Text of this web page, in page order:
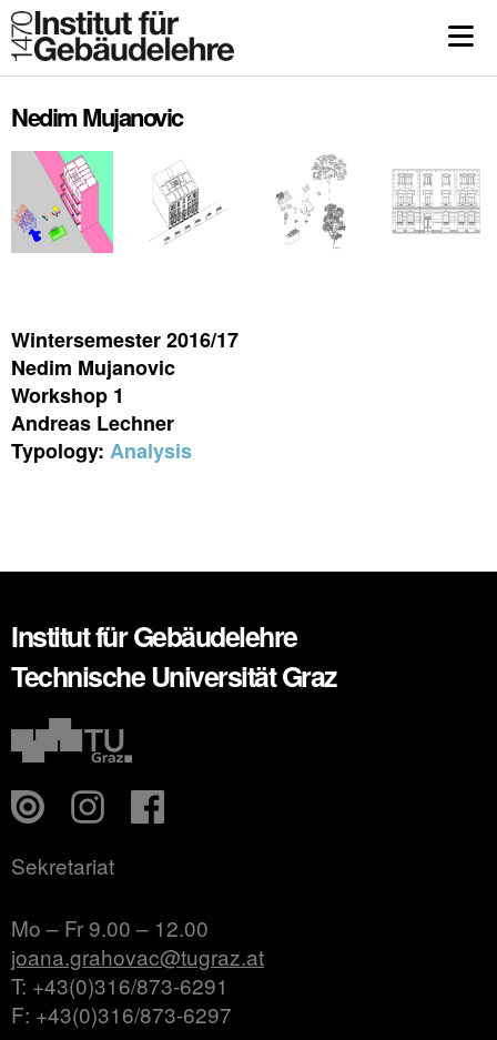
Nedim Mujanovic
Wintersemester 2016/17
Nedim Mujanovic
Workshop 1
Andreas Lechner
Typology: Analysis
Institut für Gebäudelehre
Technische Universität Graz
Sekretariat
Mo – Fr 9.00 – 12.00
joana.grahovac@tugraz.at
T: +43(0)316/873-6291
F: +43(0)316/873-6297